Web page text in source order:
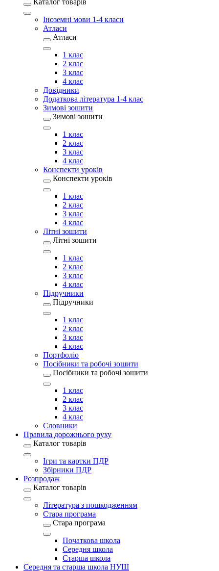
Каталог товарів
Іноземні мови 1-4 класи
Атласи
Атласи
1 клас
2 клас
3 клас
4 клас
Довідники
Додаткова література 1-4 клас
Зимові зошити
Зимові зошити
1 клас
2 клас
3 клас
4 клас
Конспекти уроків
Конспекти уроків
1 клас
2 клас
3 клас
4 клас
Літні зошити
Літні зошити
1 клас
2 клас
3 клас
4 клас
Підручники
Підручники
1 клас
2 клас
3 клас
4 клас
Портфоліо
Посібники та робочі зошити
Посібники та робочі зошити
1 клас
2 клас
3 клас
4 клас
Словники
Правила дорожнього руху
Каталог товарів
Ігри та картки ПДР
Збірники ПДР
Розпродаж
Каталог товарів
Література з пошкодженням
Стара програма
Стара програма
Початкова школа
Середня школа
Старша школа
Середня та старша школа НУШ